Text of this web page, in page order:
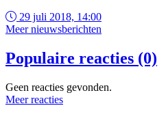
29 juli 2018, 14:00
Meer nieuwsberichten
Populaire reacties (0)
Geen reacties gevonden.
Meer reacties